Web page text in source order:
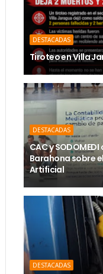
DESTACADAS
Tiroteo en Villa
DESTACADAS
CAC y
Barahona sobre
Artificial
DESTACADAS